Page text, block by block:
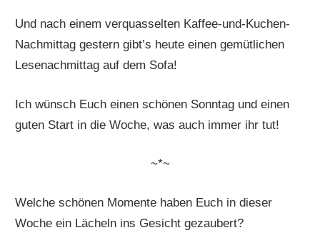
Und nach einem verquasselten Kaffee-und-Kuchen-
Nachmittag gestern gibt’s heute einen gemütlichen
Lesenachmittag auf dem Sofa!
Ich wünsch Euch einen schönen Sonntag und einen
guten Start in die Woche, was auch immer ihr tut!
~*~
Welche schönen Momente haben Euch in dieser
Woche ein Lächeln ins Gesicht gezaubert?